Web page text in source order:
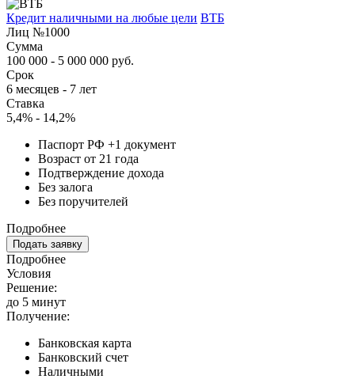
Кредит наличными на любые цели ВТБ
Лиц №1000
Сумма
100 000 - 5 000 000 руб.
Срок
6 месяцев - 7 лет
Ставка
5,4% - 14,2%
Паспорт РФ +1 документ
Возраст от 21 года
Подтверждение дохода
Без залога
Без поручителей
Подробнее
Подать заявку
Подробнее
Условия
Решение:
до 5 минут
Получение:
Банковская карта
Банковский счет
Наличными